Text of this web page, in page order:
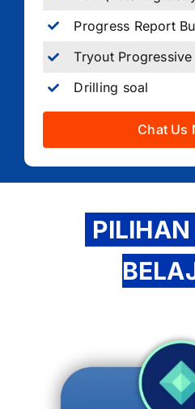
Progress Report
Tryout Progressive
Drilling soal
Chat Us